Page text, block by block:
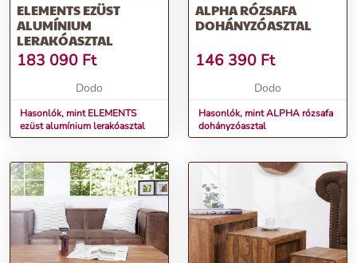
ELEMENTS EZÜST
ALUMÍNIUM
LERAKÓASZTAL
183 090 Ft
Dodo
Hasonlók, mint ELEMENTS
ezüst alumínium lerakóasztal
ALPHA RÓZSAFA
DOHÁNYZÓASZTAL
146 390 Ft
Dodo
Hasonlók, mint ALPHA rózsafa
dohányzóasztal